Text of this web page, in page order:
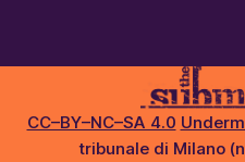
CC–BY–NC–SA 4.0
tribunale di Milano